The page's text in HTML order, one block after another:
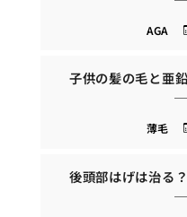
AGA
子供の髪の毛と亜
薄毛
後頭部はげは治る